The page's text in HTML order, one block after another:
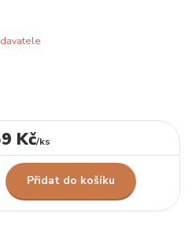
Kč/ks
Přidat do košíku